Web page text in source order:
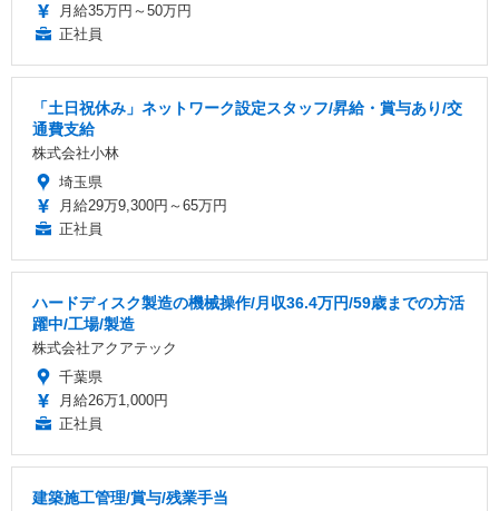
月給35万円～50万円
正社員
「土日祝休み」ネットワーク設定スタッフ/昇給・賞与あり/交
通費支給
株式会社小林
埼玉県
月給29万9,300円～65万円
正社員
ハードディスク製造の機械操作/月収36.4万円/59歳までの方活
躍中/工場/製造
株式会社アクアテック
千葉県
月給26万1,000円
正社員
建築施工管理/賞与/残業手当